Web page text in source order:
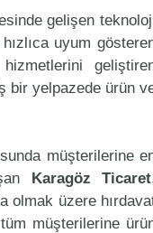
gelişen
uyum
bir yelpazede ürün
müşterilerine
Karagöz Ticaret
olmak üzere
müşterilerine